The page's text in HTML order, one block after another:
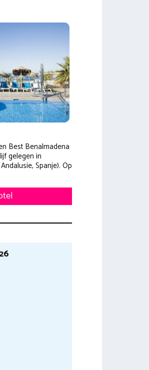
Best Benalmadena
gelegen in
Spanje). Op